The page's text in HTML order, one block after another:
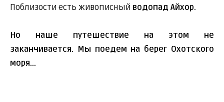
Поблизости есть живописный водопад Айхор.
Но наше путешествие на этом не
заканчивается. Мы поедем на берег Охотского
моря...